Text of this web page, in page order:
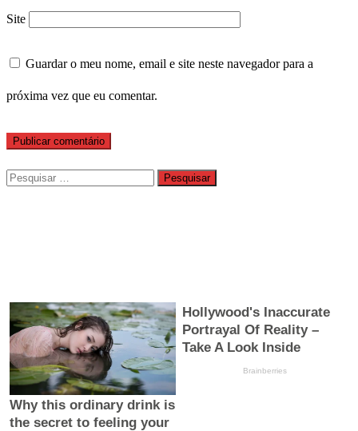
Site
Guardar o meu nome, email e site neste navegador para a
próxima vez que eu comentar.
Pesquisar
por: